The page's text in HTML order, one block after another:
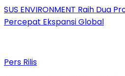
SUS ENVIRONMENT Raih Dua
Percepat Ekspansi Global
Pers Rilis